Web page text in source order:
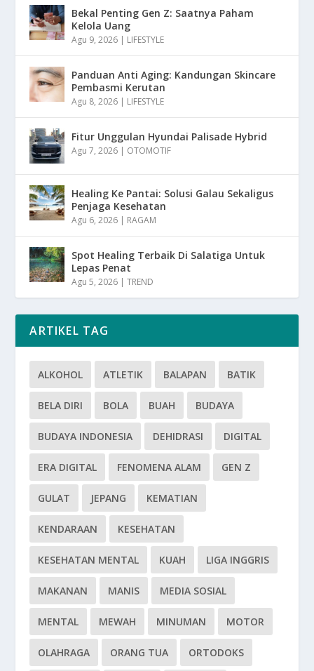
Bekal Penting Gen Z: Saatnya Paham
Kelola Uang
Agu 9, 2026 | LIFESTYLE
Panduan Anti Aging: Kandungan Skincare
Pembasmi Kerutan
Agu 8, 2026 | LIFESTYLE
Fitur Unggulan Hyundai Palisade Hybrid
Agu 7, 2026 | OTOMOTIF
Healing Ke Pantai: Solusi Galau Sekaligus
Penjaga Kesehatan
Agu 6, 2026 | RAGAM
Spot Healing Terbaik Di Salatiga Untuk
Lepas Penat
Agu 5, 2026 |TREND
ARTIKEL TAG
ALKOHOL ATLETIK BALAPAN BATIK
BELA DIRI BOLA BUAH BUDAYA
BUDAYA INDONESIA DEHIDRASI DIGITAL
ERA DIGITAL FENOMENA ALAM GEN Z
GULAT JEPANG KEMATIAN
KENDARAAN KESEHATAN
KESEHATAN MENTAL KUAH LIGA INGGRIS
MAKANAN MANIS MEDIA SOSIAL
MENTAL MEWAH MINUMAN MOTOR
OLAHRAGA ORANG TUA ORTODOKS